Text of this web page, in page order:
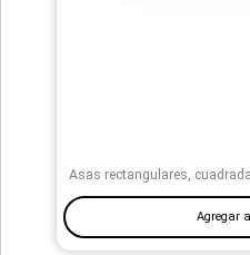
Asas rectangulares,
Agregar